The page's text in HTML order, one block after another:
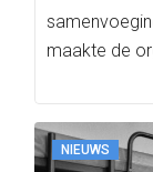
maakte de
NIEUWS